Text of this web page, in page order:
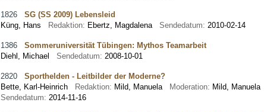
1826 SG (SS 2009) Lebensleid
Küng, Hans
Redaktion: Ebertz, Magdalena Sendedatum: 2010-02-14
1386 Sommeruniversität Tübingen: Mythos Teamarbeit
Diehl, Michael
Sendedatum: 2008-10-01
2820 Sporthelden - Leitbilder der Moderne?
Bette, Karl-Heinrich
Redaktion: Mild, Manuela Moderation: Mild, Manuela
Sendedatum: 2014-11-16